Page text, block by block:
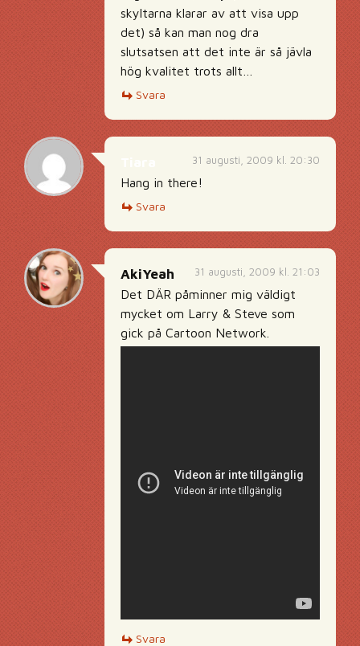
skyltarna klarar av att visa upp
det) så kan man nog dra
slutsatsen att det inte är så jävla
hög kvalitet trots allt…
Svara
31 augusti, 2009 kl. 20:30
Hang in there!
Svara
31 augusti, 2009 kl. 21:03
AkiYeah
Det DÄR påminner mig väldigt
mycket om Larry & Steve som
gick på Cartoon Network.
Svara